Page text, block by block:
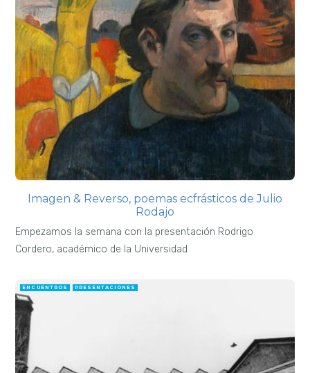
Imagen & Reverso, poemas ecfrásticos de Julio
Rodajo
Empezamos la semana con la presentación Rodrigo
Cordero, académico de la Universidad
ENCUENTROS PRESENTACIONES